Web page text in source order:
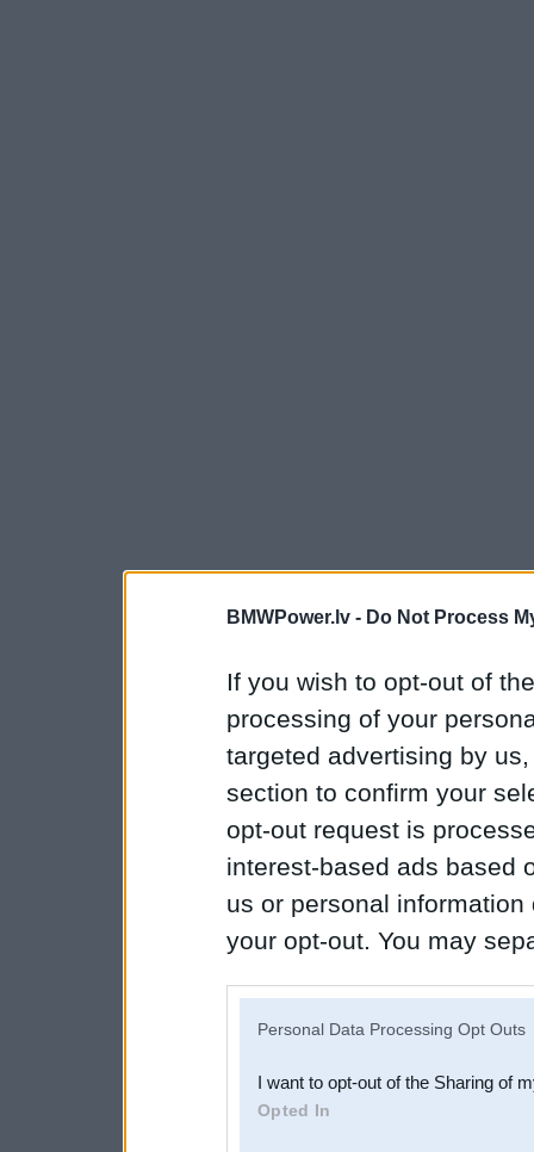
BMWPower.lv - Do Not Process
If you wish to opt-out of
processing of your
targeted advertising by
section to confirm your
opt-out request is
interest-based ads based
us or personal
your opt-out. You may
Downstream Participants
third parties.
Personal Data Processing Opt Outs
I want to opt-out of the Sharing of
Opted In